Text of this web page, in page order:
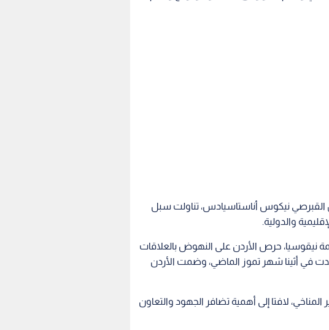
القبرصي نيكوس أناستاسيادس، تناولت سبل
والدولية.
نيقوسيا، حرص الأردن على النهوض بالعلاقات
في أثينا شهر تموز الماضي، وضمت الأردن
لافتا إلى أهمية تضافر الجهود والتعاون